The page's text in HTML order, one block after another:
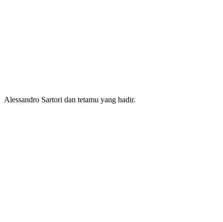
Alessandro Sartori dan tetamu yang hadir.